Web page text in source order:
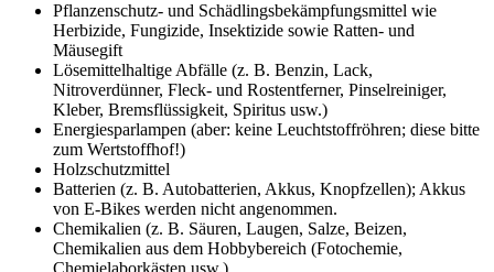
Pflanzenschutz- und Schädlingsbekämpfungsmittel wie
Herbizide, Fungizide, Insektizide sowie Ratten- und
Mäusegift
Lösemittelhaltige Abfälle (z. B. Benzin, Lack,
Nitroverdünner, Fleck- und Rostentferner, Pinselreiniger,
Kleber, Bremsflüssigkeit, Spiritus usw.)
Energiesparlampen (aber: keine Leuchtstoffröhren; diese bitte
zum Wertstoffhof!)
Holzschutzmittel
Batterien (z. B. Autobatterien, Akkus, Knopfzellen); Akkus
von E-Bikes werden nicht angenommen.
Chemikalien (z. B. Säuren, Laugen, Salze, Beizen,
Chemikalien aus dem Hobbybereich (Fotochemie,